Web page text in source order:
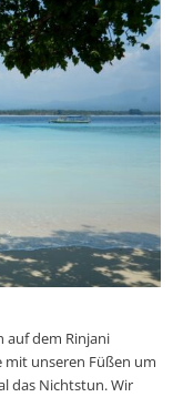
auf dem Rinjani
mit unseren Füßen um
das Nichtstun. Wir